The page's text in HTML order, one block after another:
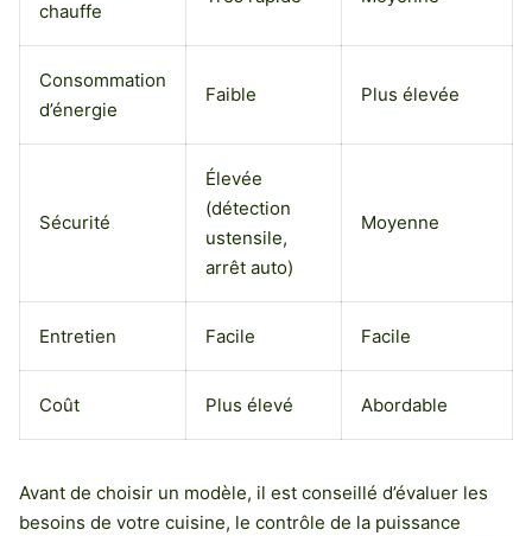
chauffe
Consommation
d’énergie
Faible Plus élevée
Sécurité
Élevée
(détection
ustensile,
arrêt auto)
Moyenne
Entretien Facile Facile
Coût Plus élevé Abordable
Avant de choisir un modèle, il est conseillé d’évaluer les
besoins de votre cuisine, le contrôle de la puissance